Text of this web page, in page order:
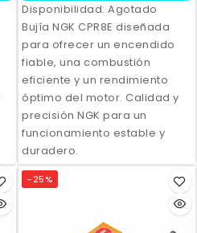
Disponibilidad: Agotado
Bujía NGK CPR8E diseñada
para ofrecer un encendido
fiable, una combustión
eficiente y un rendimiento
óptimo del motor. Calidad y
precisión NGK para un
funcionamiento estable y
duradero.
-25%